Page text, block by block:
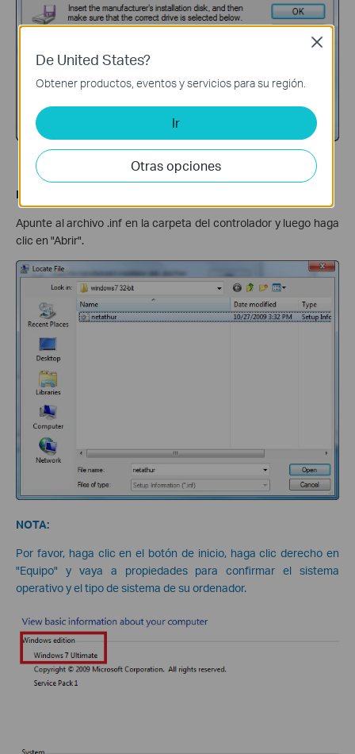
Paso 9
Apunte al archivo .inf en la carpeta del controlador y luego haga
clic en "Abrir".
NOTA:
Por favor, haga clic en el botón de inicio, haga clic derecho en
"Equipo" y vaya a propiedades para confirmar el sistema
operativo y el tipo de sistema de su ordenador.
De United States?
Obtener productos, eventos y servicios para su región.
Ir
Otras opciones
Close